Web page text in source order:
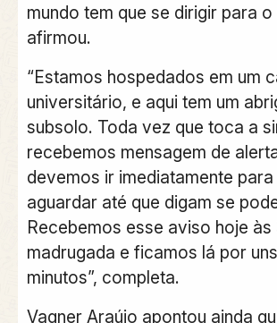
mundo tem que se dirigir para o
afirmou.
“Estamos hospedados em um
universitário, e aqui tem um
subsolo. Toda vez que toca a
recebemos mensagem de
devemos ir imediatamente
aguardar até que digam se
Recebemos esse aviso hoje às
madrugada e ficamos lá por
minutos”, completa.
Vagner Araújo apontou ainda